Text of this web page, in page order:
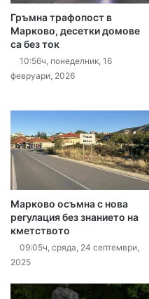
Гръмна трафопост в
Марково, десетки домове
са без ток
10:56ч, понеделник, 16
февруари, 2026
Марково осъмна с нова
регулация без знанието на
кметството
09:05ч, сряда, 24 септември,
2025